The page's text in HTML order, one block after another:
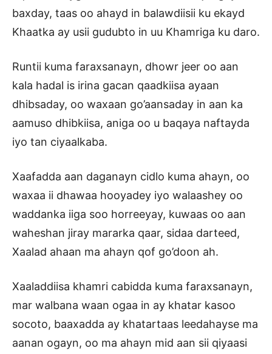
baxday, taas oo ahayd in balawdiisii ku ekayd
Khaatka ay usii gudubto in uu Khamriga ku daro.
Runtii kuma faraxsanayn, dhowr jeer oo aan
kala hadal is irina gacan qaadkiisa ayaan
dhibsaday, oo waxaan go’aansaday in aan ka
aamuso dhibkiisa, aniga oo u baqaya naftayda
iyo tan ciyaalkaba.
Xaafadda aan daganayn cidlo kuma ahayn, oo
waxaa ii dhawaa hooyadey iyo walaashey oo
waddanka iiga soo horreeyay, kuwaas oo aan
waheshan jiray mararka qaar, sidaa darteed,
Xaalad ahaan ma ahayn qof go’doon ah.
Xaaladdiisa khamri cabidda kuma faraxsanayn,
mar walbana waan ogaa in ay khatar kasoo
socoto, baaxadda ay khatartaas leedahayse ma
aanan ogayn, oo ma ahayn mid aan sii qiyaasi